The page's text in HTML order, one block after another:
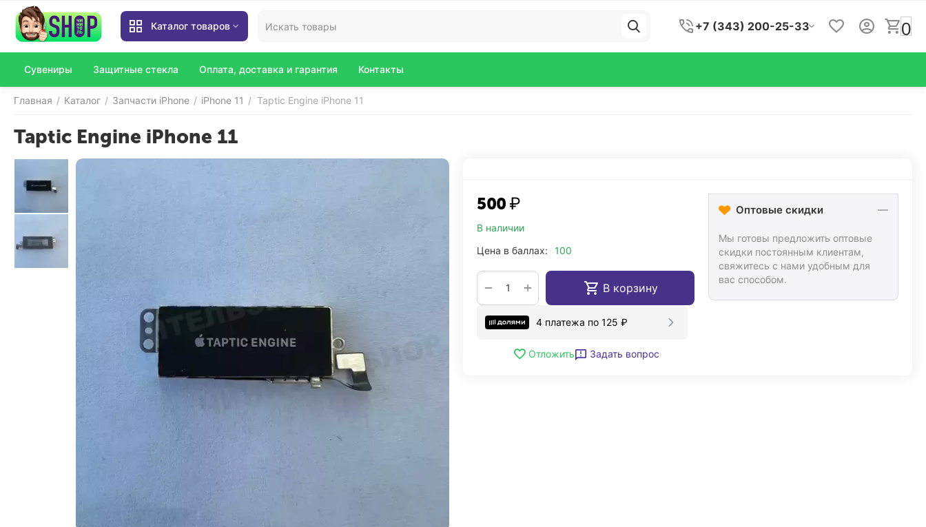
Каталог товаров +7 (343) 200-25-33 0
Сувениры Защитные стекла Оплата, доставка и гарантия Контакты
Главная / Каталог / Запчасти iPhone / iPhone 11 / Taptic Engine iPhone 11
Taptic Engine iPhone 11
‍500‍₽
В наличии
Цена в баллах:
100
+
− В корзину
4 платежа по 125 ₽
Отложить Задать вопрос
Оптовые скидки
Мы готовы предложить оптовые
скидки постоянным клиентам,
свяжитесь с нами удобным для
вас способом.